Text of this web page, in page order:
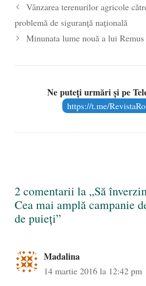
Vânzarea terenurilor agricole
problemă de siguranţă naţională
Minunata lume nouă a lui Remus
Ne puteți urmări și pe
https://t.me/
2 comentarii la „Să
Cea mai amplă campanie
de puieţi”
Madalina
14 martie 2016 la 12:42 pm